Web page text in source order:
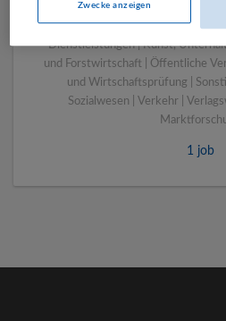
Energieversorgung | Finanz- und
Gesundheitswesen |
Dienstleistungen | Kunst,
und Forstwirtschaft | Öffentliche
und Wirtschaftsprüfung |
Sozialwesen | Verkehr |
1 job
Zwecke anzeigen